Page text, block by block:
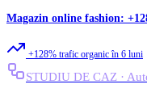
Magazin online fashion:
+128% trafic organic în 6 luni
STUDIU DE CAZ ·